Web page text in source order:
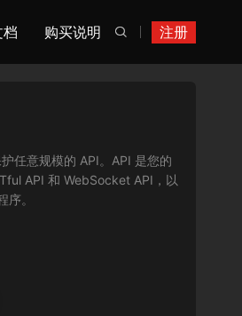
注册

档 购买说明
任意规模的 API。API 是您的
API 和 WebSocket API，以
。